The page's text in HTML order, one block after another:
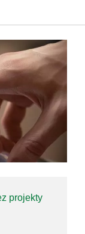
projekty